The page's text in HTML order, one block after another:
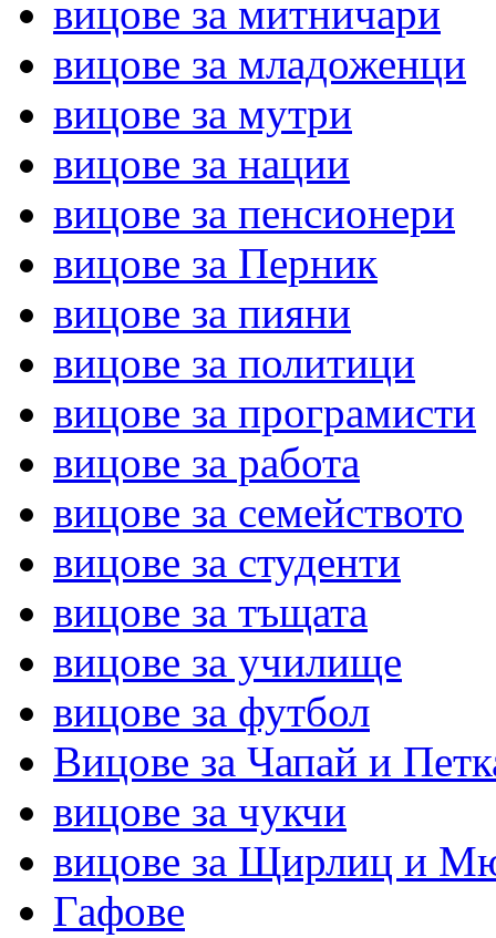
вицове за митничари
вицове за младоженци
вицове за мутри
вицове за нации
вицове за пенсионери
вицове за Перник
вицове за пияни
вицове за политици
вицове за програмисти
вицове за работа
вицове за семейството
вицове за студенти
вицове за тъщата
вицове за училище
вицове за футбол
Вицове за Чапай и
вицове за чукчи
вицове за Щирлиц и
Гафове